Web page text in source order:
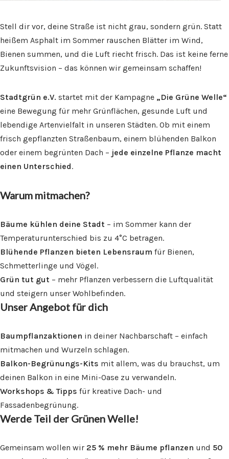
Stell dir vor, deine Straße ist nicht grau, sondern grün. Statt
heißem Asphalt im Sommer rauschen Blätter im Wind,
Bienen summen, und die Luft riecht frisch. Das ist keine ferne
Zukunftsvision – das können wir gemeinsam schaffen!
Stadtgrün e.V. startet mit der Kampagne „Die Grüne Welle“
eine Bewegung für mehr Grünflächen, gesunde Luft und
lebendige Artenvielfalt in unseren Städten. Ob mit einem
frisch gepflanzten Straßenbaum, einem blühenden Balkon
oder einem begrünten Dach – jede einzelne Pflanze macht
einen Unterschied.
Warum mitmachen?
Bäume kühlen deine Stadt – im Sommer kann der
Temperaturunterschied bis zu 4°C betragen.
Blühende Pflanzen bieten Lebensraum für Bienen,
Schmetterlinge und Vögel.
Grün tut gut – mehr Pflanzen verbessern die Luftqualität
und steigern unser Wohlbefinden.
Unser Angebot für dich
Baumpflanzaktionen in deiner Nachbarschaft – einfach
mitmachen und Wurzeln schlagen.
Balkon-Begrünungs-Kits mit allem, was du brauchst, um
deinen Balkon in eine Mini-Oase zu verwandeln.
Workshops & Tipps für kreative Dach- und
Fassadenbegrünung.
Werde Teil der Grünen Welle!
Gemeinsam wollen wir 25 % mehr Bäume pflanzen und 50